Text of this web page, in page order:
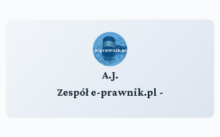
A.J.
Zespół e-prawnik.pl -